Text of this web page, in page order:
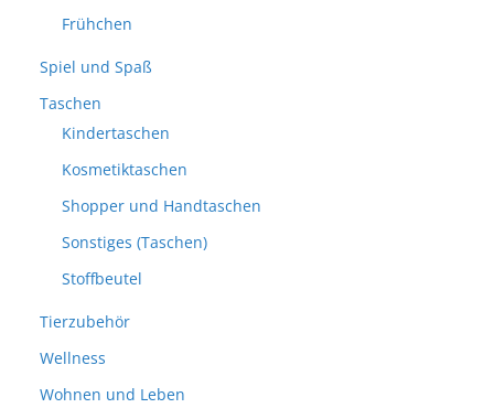
Frühchen
Spiel und Spaß
Taschen
Kindertaschen
Kosmetiktaschen
Shopper und Handtaschen
Sonstiges (Taschen)
Stoffbeutel
Tierzubehör
Wellness
Wohnen und Leben